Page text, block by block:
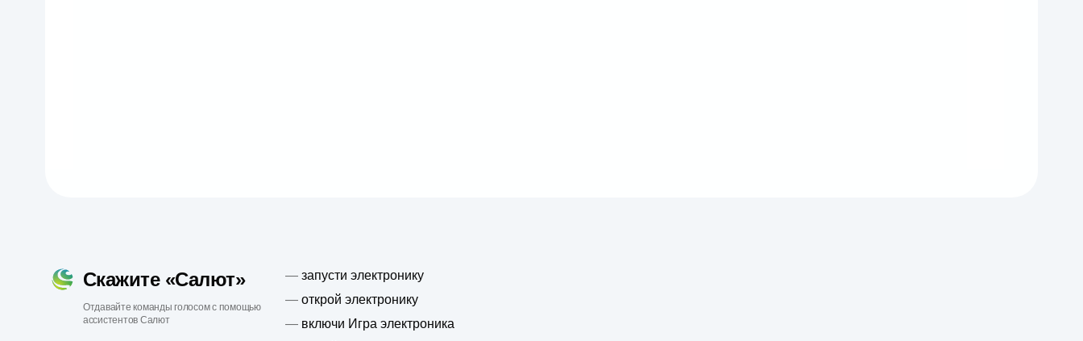
Скажите «Салют»
Отдавайте команды голосом с помощью
ассистентов Салют
— запусти электронику
— открой электронику
— включи Игра электроника